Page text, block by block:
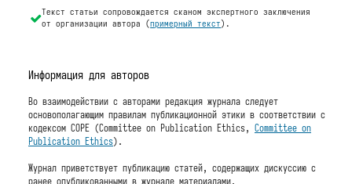
Текст статьи сопровождается сканом экспертного заключения
от организации автора (примерный текст).
Информация для авторов
Во взаимодействии с авторами редакция журнала следует
основополагающим правилам публикационной этики в соответствии с
кодексом COPE (Committee on Publication Ethics, Committee on
Publication Ethics).
Журнал приветствует публикацию статей, содержащих дискуссию с
ранее опубликованными в журнале материалами.